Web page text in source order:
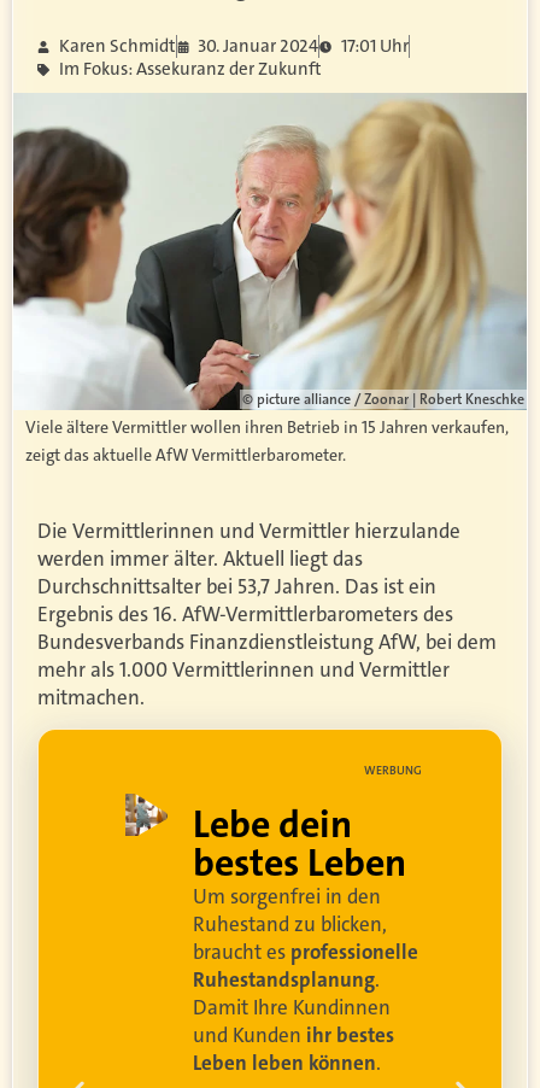
Karen Schmidt 30. Januar 2024
17:01 Uhr
Im Fokus: Assekuranz der Zukunft
© picture alliance / Zoonar | Robert Kneschke
Viele ältere Vermittler wollen ihren Betrieb in 15 Jahren verkaufen,
zeigt das aktuelle AfW Vermittlerbarometer.
Die Vermittlerinnen und Vermittler hierzulande
werden immer älter. Aktuell liegt das
Durchschnittsalter bei 53,7 Jahren. Das ist ein
Ergebnis des 16. AfW-Vermittlerbarometers des
Bundesverbands Finanzdienstleistung AfW, bei dem
mehr als 1.000 Vermittlerinnen und Vermittler
mitmachen.
WERBUNG
Lebe dein
bestes Leben
Um sorgenfrei in den
Ruhestand zu blicken,
braucht es professionelle
Ruhestandsplanung.
Damit Ihre Kundinnen
und Kunden ihr bestes
Leben leben können.